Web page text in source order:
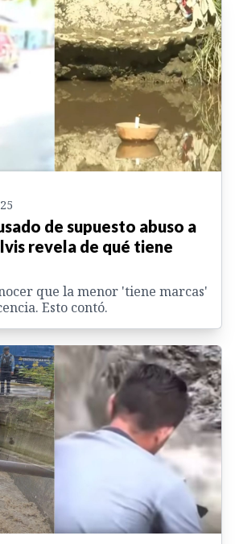
de supuesto abuso a
revela de qué tiene
que la menor 'tiene marcas'
Esto contó.